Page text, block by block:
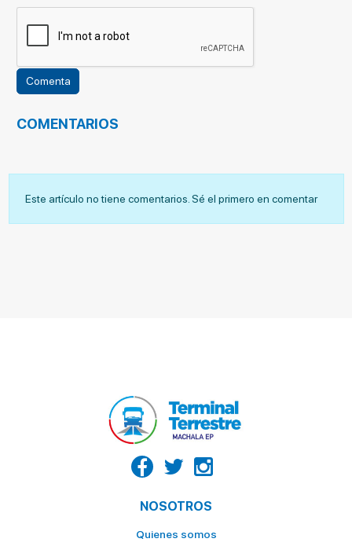
COMENTARIOS
Este artículo no tiene comentarios. Sé el primero en comentar
NOSOTROS
Quienes somos